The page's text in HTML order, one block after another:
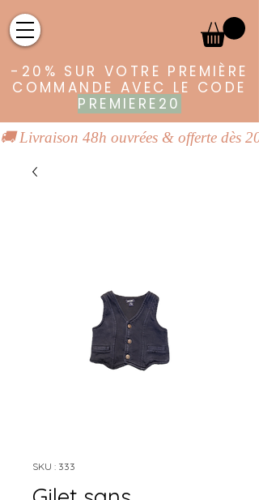
-20% SUR VOTRE PREMIÈRE
COMMANDE AVEC LE CODE
PREMIERE20
🚚 Livraison 48h ouvrées & offerte dès
SKU : 333